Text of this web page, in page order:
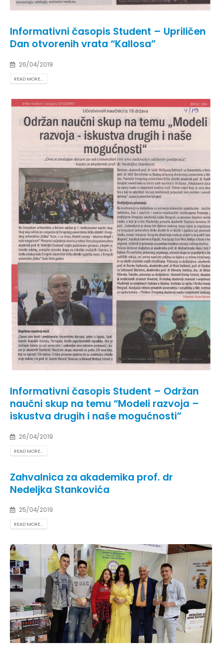
Informativni časopis Student – Upriličen
Dan otvorenih vrata “Kallosa”
26/04/2019
READ MORE...
Informativni časopis Student – Održan
naučni skup na temu “Modeli razvoja –
iskustva drugih i naše mogućnosti”
26/04/2019
READ MORE...
Zahvalnica za akademika prof. dr
Nedeljka Stankovića
25/04/2019
READ MORE...